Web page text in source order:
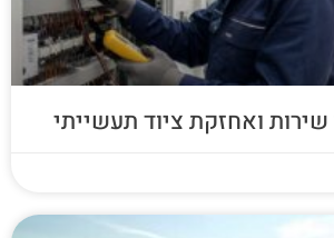
ואחזקת ציוד תעשייתי